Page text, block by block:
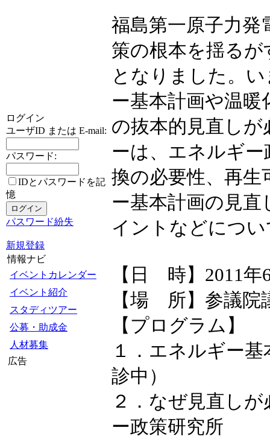
ログイン
ユーザID または E-mail:
パスワード:
IDとパスワードを記
憶
パスワード紛失
新規登録
情報ナビ
イベントカレンダー
イベント紹介
スタディツアー
公募・助成金
人材募集
広告
福島第一原子力発
策の根本を揺るが
となりました。
ー基本計画や温暖
の抜本的見直し
ーは、エネルギー
換の必要性、再
ー基本計画の見直
イントなどにつ
【日 時】2011年
【場 所】参議院
【プログラム】
１．エネルギー
診中）
２．なぜ見直し
ー政策研究所